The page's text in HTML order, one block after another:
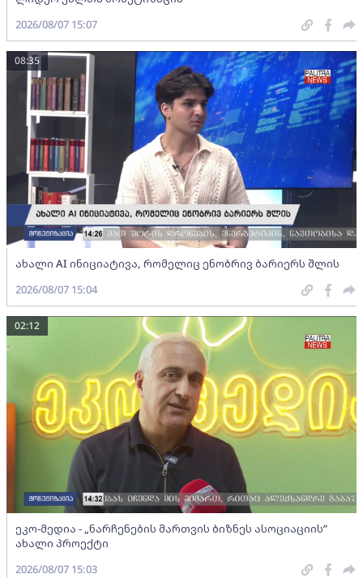
2026/08/07 15:07
ახალი AI ინიციატივა, რომელიც ენობრივ ბარიერს შლის
08:35
2026/08/07 15:04
ეკო-მედია - „ნარჩენების მართვის ბიზნეს ასოციაციის”
ახალი პროექტი
02:12
2026/08/07 15:03